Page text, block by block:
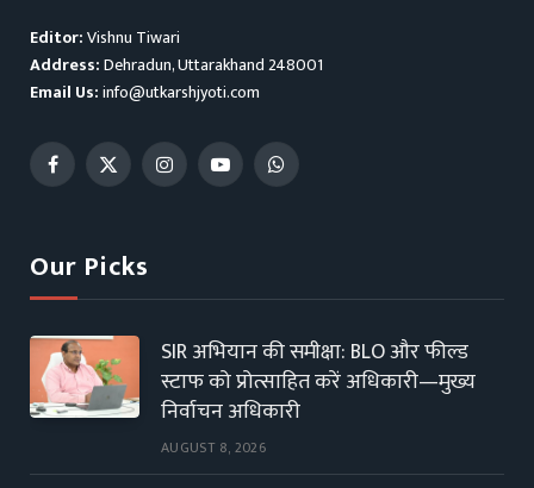
Editor:Vishnu Tiwari
Address:Dehradun, Uttarakhand 248001
Email Us:info@utkarshjyoti.com
Facebook
X
InstagramYouTubeWhatsApp
Our Picks
SIR अभियान की समीक्षा: BLO और फील्ड
स्टाफ को प्रोत्साहित करें अधिकारी—मुख्य
निर्वाचन अधिकारी
AUGUST 8, 2026